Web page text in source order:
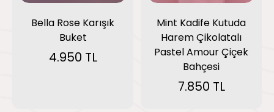
Bella Rose Karışık
Buket
4.950 TL
Mint Kadife Kutuda
Harem Çikolatalı
Pastel Amour Çiçek
Bahçesi
7.850 TL